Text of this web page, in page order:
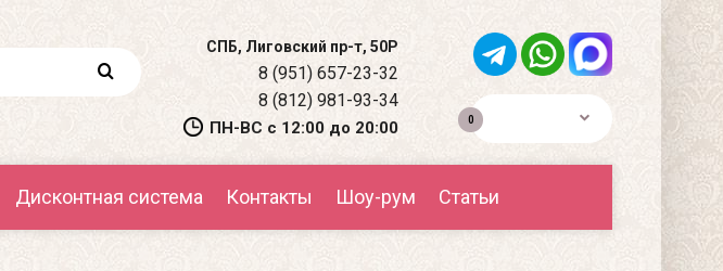
СПБ, Лиговский пр-т, 50Р
8 (951) 657-23-32
8 (812) 981-93-34
ПН-ВС с 12:00 до 20:00 0
Дисконтная система Контакты Шоу-рум Статьи